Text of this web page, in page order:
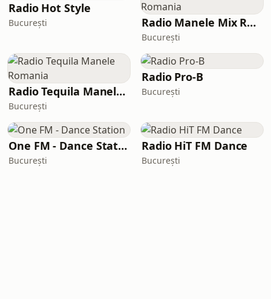
Radio Hot Style
București Radio Manele Mix Romania
București
Radio Tequila Manele Romania
București
Radio Pro-B
București
One FM - Dance Station
București
Radio HiT FM Dance
București